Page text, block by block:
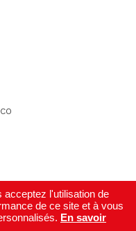
acceptez l'utilisation de
de ce site et à vous
En savoir